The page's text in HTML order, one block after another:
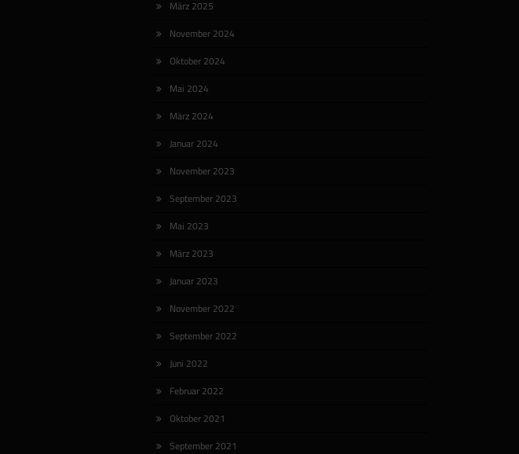
März 2025
November 2024
Oktober 2024
Mai 2024
März 2024
Januar 2024
November 2023
September 2023
Mai 2023
März 2023
Januar 2023
November 2022
September 2022
Juni 2022
Februar 2022
Oktober 2021
September 2021